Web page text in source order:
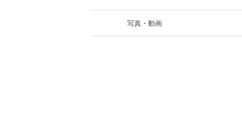
写真・動画